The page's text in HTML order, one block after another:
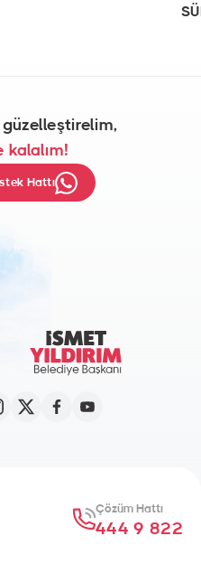
kalalım!
Hattı
Çözüm Hattı
444 9 822